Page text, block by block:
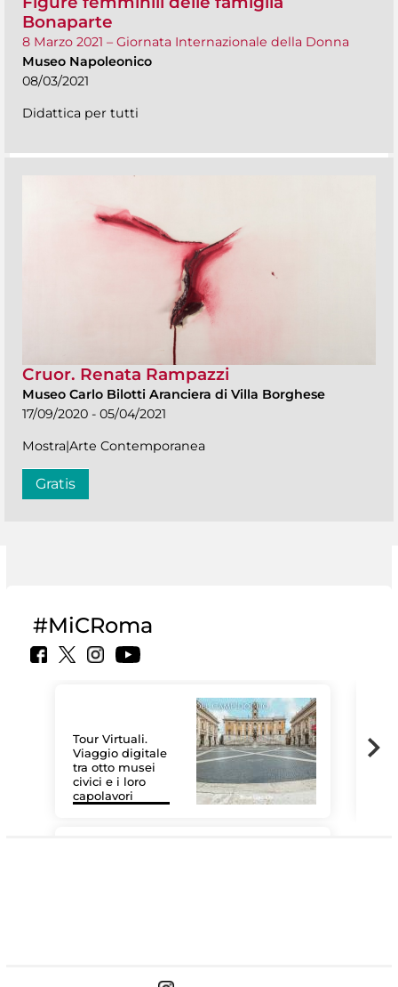
Bonaparte
8 Marzo 2021 – Giornata Internazionale della Donna
Museo Napoleonico
08/03/2021
Didattica per tutti
Cruor. Renata Rampazzi
Museo Carlo Bilotti Aranciera di Villa Borghese
17/09/2020 - 05/04/2021
Mostra|Arte Contemporanea
Gratis
#MiCRoma
Tour Virtuali.
Viaggio digitale
tra otto musei
civici e i loro
capolavori